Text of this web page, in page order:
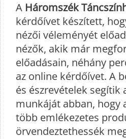
A Háromszék
kérdőívet készített,
nézői véleményét
nézők, akik már
előadásain, néhány
az online kérdőívet. A
és észrevételek segítik
munkáját abban, hogy
több emlékezetes
örvendeztethessék